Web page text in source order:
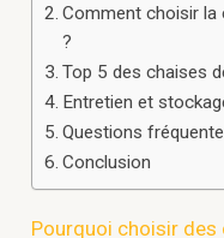
Comment choisir la
?
Top 5 des chaises
Entretien et
Questions
Conclusion
Pourquoi choisir des